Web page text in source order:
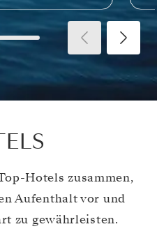
Hotels zusammen,
Aufenthalt vor und
zu gewährleisten.